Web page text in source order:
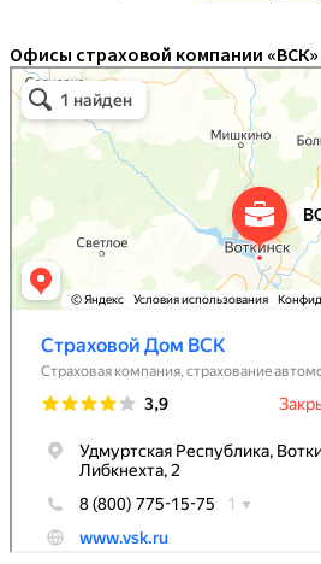
Офисы страховой компании «ВСК»